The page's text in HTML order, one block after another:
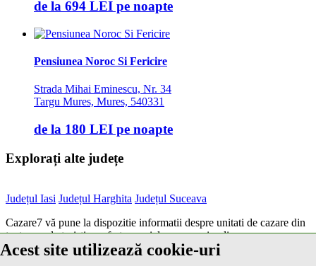
Acest site utilizează cookie-uri
de la 694 LEI pe noapte
Pensiunea Noroc Si Fericire
Strada Mihai Eminescu, Nr. 34
Targu Mures, Mures, 540331
de la 180 LEI pe noapte
Explorați alte județe
Județul Iasi Județul Harghita Județul Suceava
Cazare7 vă pune la dispozitie informatii despre unitati de cazare din
toate zonele turistice, oferte speciale, rezervari online.
Utilizand acest serviciu inseamna ca sunteti de acord cu